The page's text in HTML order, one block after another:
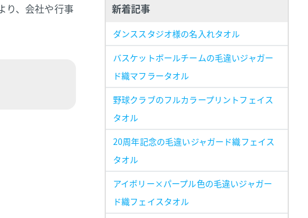
り、会社や行事
新着記事
ダンススタジオ様の名入れタオル
バスケットボールチームの毛違いジャガー
ド織マフラータオル
野球クラブのフルカラープリントフェイス
タオル
20周年記念の毛違いジャガード織フェイス
タオル
アイボリー×パープル色の毛違いジャガー
ド織フェイスタオル